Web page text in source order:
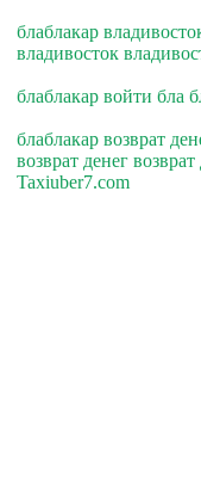
блаблакар
владивосток
блаблакар войти бла
блаблакар возврат
возврат денег возврат
Taxiuber7.com